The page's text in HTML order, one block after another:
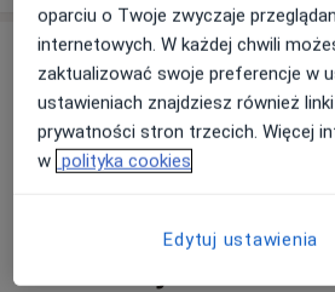
Bezpieczne płatności
oparciu o Twoje zwyczaje
internetowych. W każdej chwili
zaktualizować swoje preferencje w
ustawieniach znajdziesz również
prywatności stron trzecich. Więcej
w polityka cookies
Edytuj ustawienia